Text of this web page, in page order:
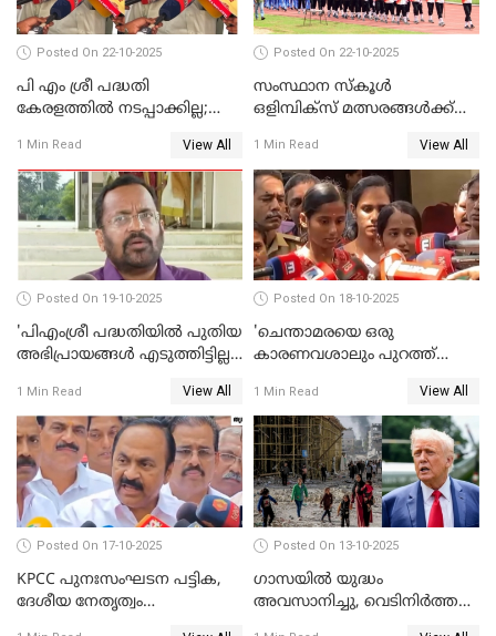
Posted On 22-10-2025
പി എം ശ്രീ പദ്ധതി
കേരളത്തില്‍ നടപ്പാക്കില്ല;
VIDEO
1 Min Read View All
Posted On 22-10-2025
സംസ്ഥാന സ്‌കൂള്‍
ഒളിമ്പിക്‌സ് മത്സരങ്ങള്‍ക്ക്
1 Min Read View All
Posted On 19-10-2025
'പിഎംശ്രീ പദ്ധതിയില്‍ പുതിയ
അഭിപ്രായങ്ങള്‍ എടുത്തിട്ടില്ല';
1 Min Read View All
Posted On 18-10-2025
'ചെന്താമരയെ ഒരു
കാരണവശാലും പുറത്ത്
തങ്ങള്‍ക്ക് ഭയമാണ്';
സജിതയുടെ പെണ്‍മക്കള്‍
WATCH VIDEO
1 Min Read View All
Posted On 17-10-2025
KPCC പുനഃസംഘടന പട്ടിക,
ദേശീയ നേതൃത്വം
Posted On 13-10-2025
ഗാസയില്‍ യുദ്ധം
അവസാനിച്ചു, വെടിനിര്‍ത്തല്‍